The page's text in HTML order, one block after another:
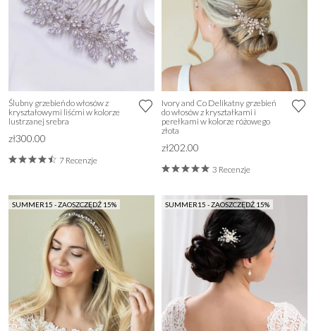
Ślubny grzebień do włosów z
kryształowymi liśćmi w kolorze
lustrzanej srebra
zł300.00
7 Recenzje
Ivory and Co Delikatny grzebień
do włosów z kryształkami i
perełkami w kolorze różowego
złota
zł202.00
3 Recenzje
SUMMER15 - ZAOSZCZĘDŹ 15% SUMMER15 - ZAOSZCZĘDŹ 15%